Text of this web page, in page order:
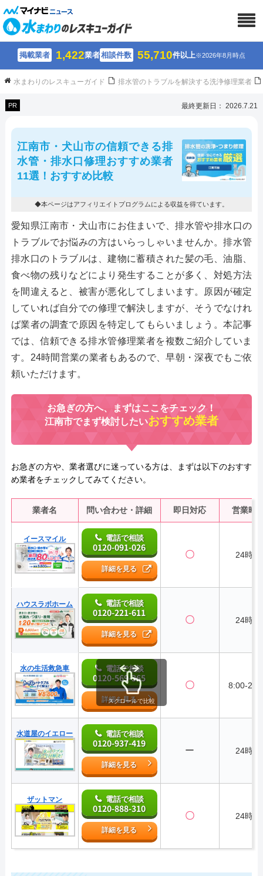
掲載業者 1,422業者相談件数 55,710件以上※2026年8月時点
水まわりのレスキューガイド 排水管のトラブルを解決する洗浄修理業者
PR 最終更新日： 2026.7.21
江南市・犬山市の信頼できる排
水管・排水口修理おすすめ業者
11選！おすすめ比較
◆本ページはアフィリエイトプログラムによる収益を得ています。
愛知県江南市・犬山市にお住まいで、排水管や排水口の
トラブルでお悩みの方はいらっしゃいませんか。排水管
排水口のトラブルは、建物に蓄積された髪の毛、油脂、
食べ物の残りなどにより発生することが多く、対処方法
を間違えると、被害が悪化してしまいます。原因が確定
していれば自分での修理で解決しますが、そうでなけれ
ば業者の調査で原因を特定してもらいましょう。本記事
では、信頼できる排水管修理業者を複数ご紹介していま
す。24時間営業の業者もあるので、早朝・深夜でもご依
頼いただけます。
お急ぎの方へ、まずはここをチェック！
江南市でまず検討したいおすすめ業者
お急ぎの方や、業者選びに迷っている方は、まずは以下のおすす
め業者をチェックしてみてください。
業者名 問い合わせ・詳細 即日対応 営業時
イースマイル 電話で相談
0120-091-026
詳細を見る
〇 24時間
ハウスラボホーム 電話で相談
0120-221-611
詳細を見る
〇 24時間
水の生活救急車 電話で相談
0120-569-365
詳細を見る
〇 8:00-
水道屋のイエロー 電話で相談
0120-937-419
詳細を見る
ー 24時間
ザットマン 電話で相談
0120-888-310
詳細を見る
〇 24時間
スクロールで比較